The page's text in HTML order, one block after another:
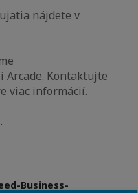
nájdete v
Arcade. Kontaktujte
viac informácií.
Business-